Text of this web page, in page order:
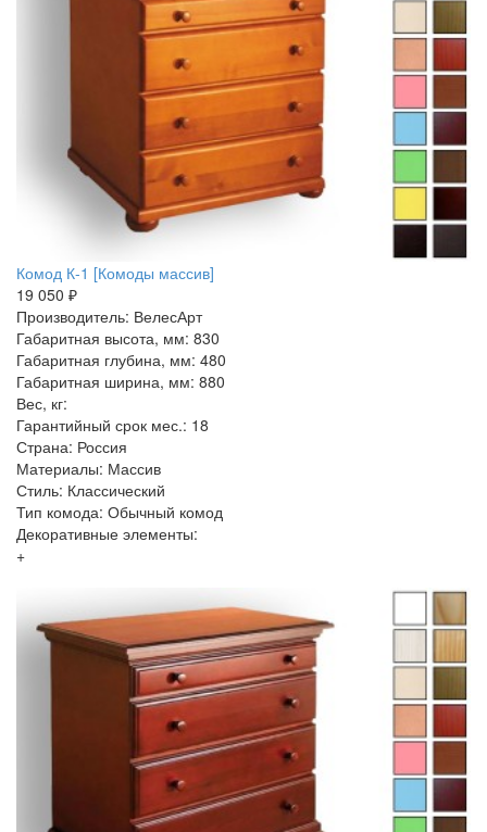
Комод К-1 [Комоды массив]
19 050 ₽
Производитель: ВелесАрт
Габаритная высота, мм: 830
Габаритная глубина, мм: 480
Габаритная ширина, мм: 880
Вес, кг:
Гарантийный срок мес.: 18
Страна: Россия
Материалы: Массив
Стиль: Классический
Тип комода: Обычный комод
Декоративные элементы:
+